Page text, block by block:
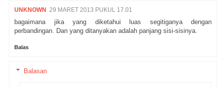
UNKNOWN 29 MARET 2013 PUKUL 17.01
bagaimana jika yang diketahui luas segitiganya dengan
perbandingan. Dan yang ditanyakan adalah panjang sisi-sisinya.
Balas
Balasan